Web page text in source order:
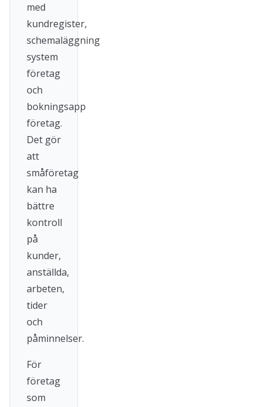
med
kundregister,
schemaläggning
system
företag
och
bokningsapp
företag.
Det gör
att
småföretag
kan ha
bättre
kontroll
på
kunder,
anställda,
arbeten,
tider
och
påminnelser.
För
företag
som